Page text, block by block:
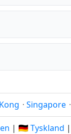
· Singapore ·
| 🇩🇪 Tyskland |